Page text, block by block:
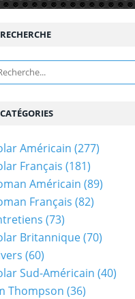
RECHERCHE
CATÉGORIES
Américain (277)
Français (181)
Américain (89)
Français (82)
(73)
Britannique(70)
(60)
Sud-Américain (40)
Thompson (36)